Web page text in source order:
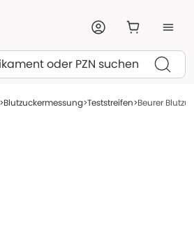
Blutzuckermessung Teststreifen Beurer